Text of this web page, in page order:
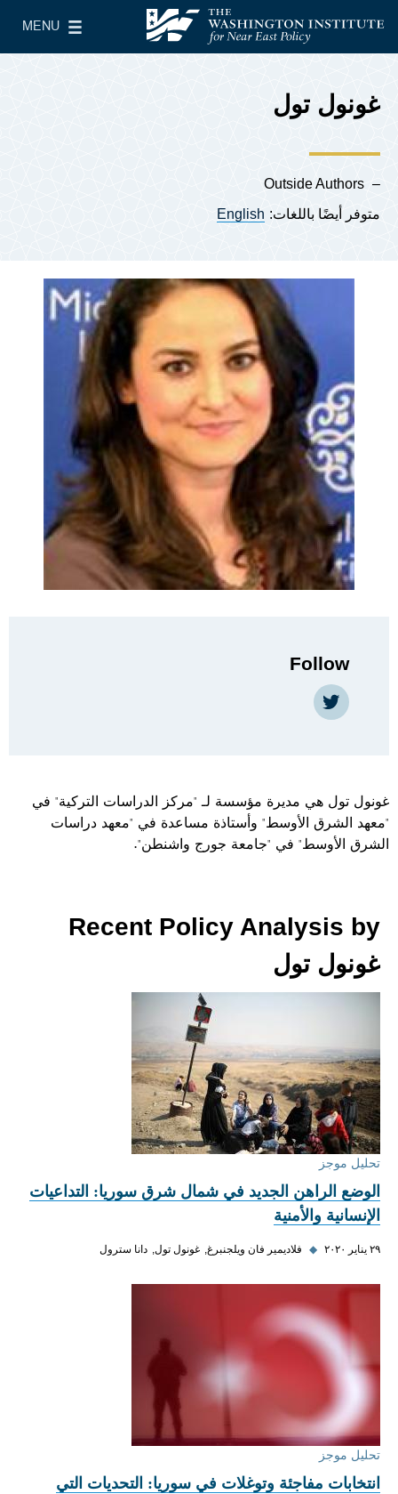
معهد واشنطن لسياسات الشرق الأدنى
MENU
Main Menu
غونول تول
Outside Authors
متوفر أيضًا باللغات: English
غونول تول هي مديرة مؤسسة لـ "مركز الدراسات التركية" في
"معهد الشرق الأوسط" وأستاذة مساعدة في "معهد دراسات
الشرق الأوسط" في "جامعة جورج واشنطن".
Follow
Recent Policy Analysis by
غونول تول
تحليل موجز
الوضع الراهن الجديد في شمال شرق سوريا: التداعيات
الإنسانية والأمنية
٢٩ يناير ٢٠٢٠ ◆ فلاديمير فان ويلجنبرغ غونول تول دانا سترول
تحليل موجز
انتخابات مفاجئة وتوغلات في سوريا: التحديات التي